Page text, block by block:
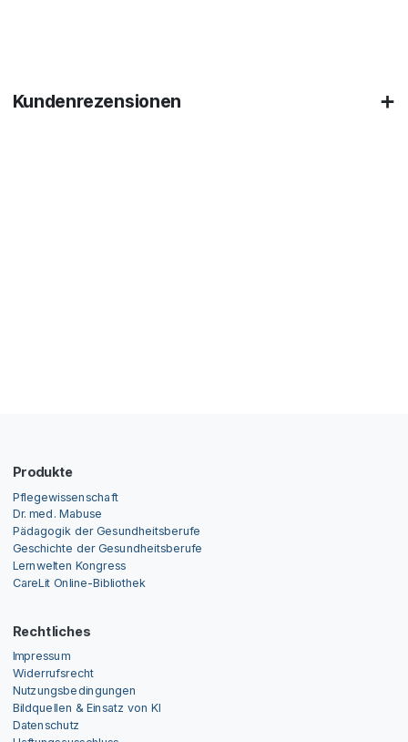
Kundenrezensionen
Produkte
Pflegewissenschaft
Dr. med. Mabuse
Pädagogik der Gesundheitsberufe
Geschichte der Gesundheitsberufe
Lernwelten Kongress
CareLit Online-Bibliothek
Rechtliches
Impressum
Widerrufsrecht
Nutzungsbedingungen
Bildquellen & Einsatz von KI
Datenschutz